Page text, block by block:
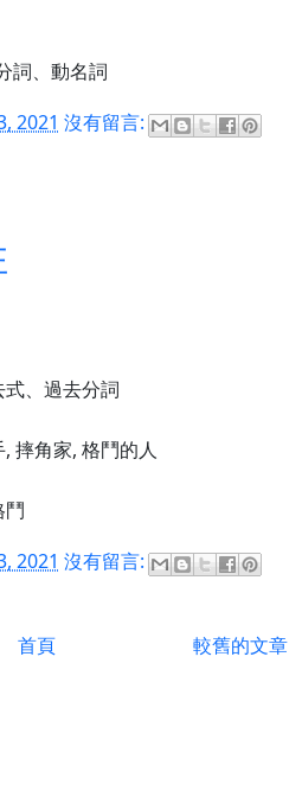
詞、動名詞
2021 沒有留言:
、過去分詞
摔角家, 格鬥的人
鬥
2021 沒有留言:
較舊的文章
首頁